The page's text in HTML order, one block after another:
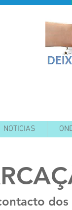
NOTICIAS